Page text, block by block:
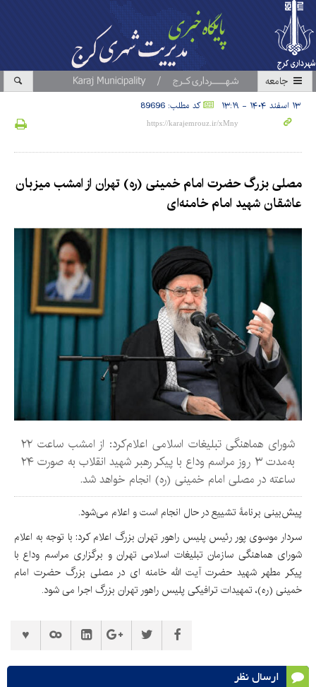
جامعه
۱۳ اسفند ۱۴۰۴ - ۱۳:۱۹ کد مطلب: 89696
‌مصلی بزرگ حضرت امام خمینی (ره) تهران از امشب میزبان
عاشقان شهید امام خامنه‌ای
شورای هماهنگی تبلیغات اسلامی اعلام‌کرد: از امشب ساعت ۲۲
به‌مدت ۳ روز مراسم وداع با پیکر رهبر شهید انقلاب به صورت ۲۴
ساعته در مصلی امام خمینی (ره) انجام خواهد شد.
پیش‌بینی برنامۀ تشییع در حال انجام است و اعلام می‌شود.
سردار موسوی پور رئیس پلیس راهور تهران بزرگ اعلام کرد: با توجه به اعلام
شورای هماهنگی سازمان تبلیغات اسلامی تهران و برگزاری مراسم وداع با
پیکر مطهر شهید حضرت آیت الله خامنه ای در مصلی بزرگ حضرت امام
خمینی (ره)، تمهیدات ترافیکی پلیس راهور تهران بزرگ اجرا می شود.
ارسال نظر